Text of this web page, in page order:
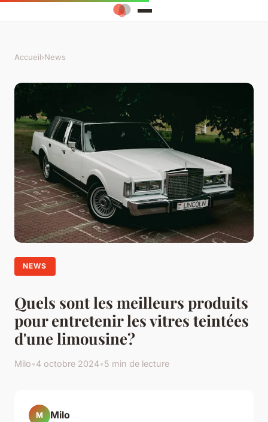
Accueil›News
NEWS
Quels sont les meilleurs produits
pour entretenir les vitres teintées
d'une limousine?
Milo•4 octobre 2024•5 min de lecture
M Milo